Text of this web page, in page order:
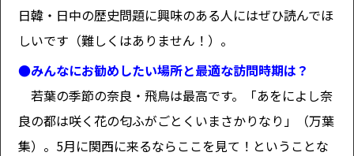
日韓・日中の歴史問題に興味のある人にはぜひ読んでほ
しいです（難しくはありません！）。
●みんなにお勧めしたい場所と最適な訪問時期は？
若葉の季節の奈良・飛鳥は最高です。「あをによし奈
良の都は咲く花の匂ふがごとくいまさかりなり」（万葉
集）。5月に関西に来るならここを見て！ということな